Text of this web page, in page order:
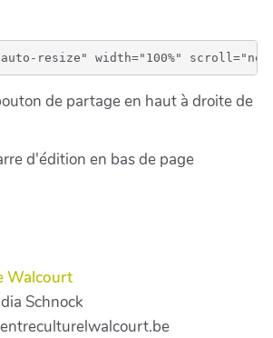
de partage en haut à droite de
d'édition en bas de page
Walcourt
Schnock